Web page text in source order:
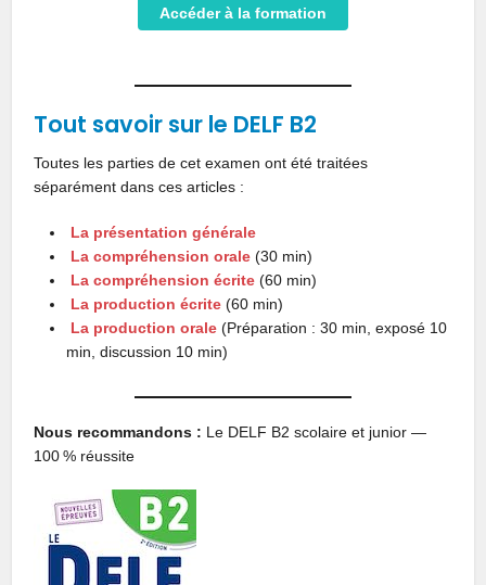
Accéder à la formation
Tout savoir sur le DELF B2
Toutes les parties de cet examen ont été traitées
séparément dans ces articles :
La présentation générale
La compréhension orale (30 min)
La compréhension écrite(60 min)
La production écrite (60 min)
La production orale (Préparation : 30 min, exposé 10
min, discussion 10 min)
Nous recommandons : Le DELF B2 scolaire et junior —
100 % réussite